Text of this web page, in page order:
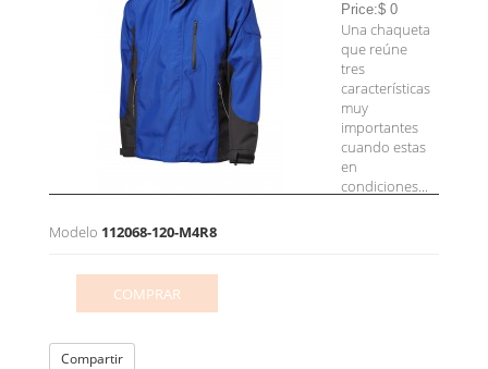
Price:$ 0
Una chaqueta
que reúne
tres
características
muy
importantes
cuando estas
en
condiciones...
Modelo 112068-120-M4R8
COMPRAR
Compartir